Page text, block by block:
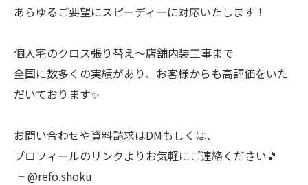
あらゆるご要望にスピーディーに対応いたします！
個人宅のクロス張り替え〜店舗内装工事まで
全国に数多くの実績があり、お客様からも高評価をいた
だいております✨
お問い合わせや資料請求はDMもしくは、
プロフィールのリンクよりお気軽にご連絡ください🎵
└ @refo.shoku